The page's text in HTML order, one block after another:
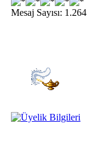
Mesaj Sayısı: 1.264